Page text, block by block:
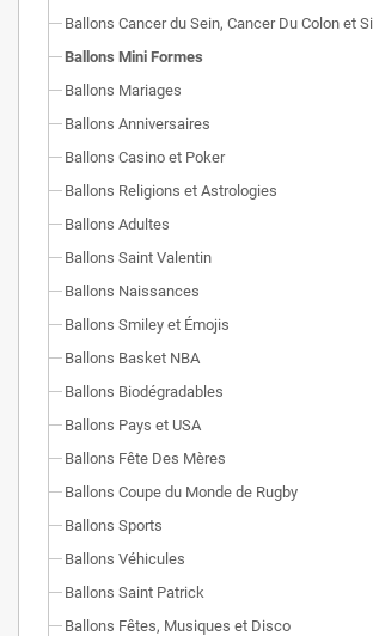
Ballons Cancer du Sein, Cancer Du Colon et
Ballons Mini Formes
Ballons Mariages
Ballons Anniversaires
Ballons Casino et Poker
Ballons Religions et Astrologies
Ballons Adultes
Ballons Saint Valentin
Ballons Naissances
Ballons Smiley et Émojis
Ballons Basket NBA
Ballons Biodégradables
Ballons Pays et USA
Ballons Fête Des Mères
Ballons Coupe du Monde de Rugby
Ballons Sports
Ballons Véhicules
Ballons Saint Patrick
Ballons Fêtes, Musiques et Disco